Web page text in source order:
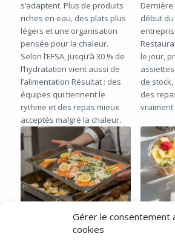
Gérer le consentement
cookies
s’adaptent. Plus de produits
riches en eau, des plats plus
légers et une organisation
pensée pour la chaleur.
Selon l’EFSA, jusqu’à 30 % de
l’hydratation vient aussi de
l’alimentation Résultat : des
équipes qui tiennent le
rythme et des repas mieux
acceptés malgré la chaleur.
Dernière
début
le jour,
de
des
vraiment
Adapter les menus à la
Chaud